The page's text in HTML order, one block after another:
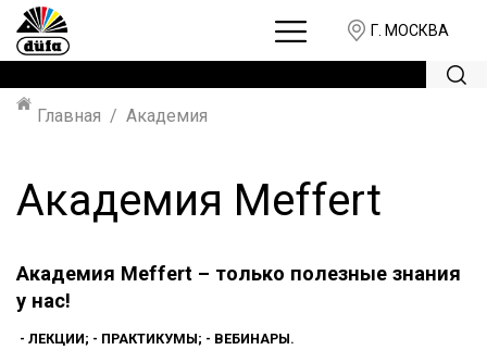
Г. МОСКВА
Главная Академия
Академия Meffert
Академия Meffert – только полезные знания
у нас!
- ЛЕКЦИИ; - ПРАКТИКУМЫ; - ВЕБИНАРЫ.